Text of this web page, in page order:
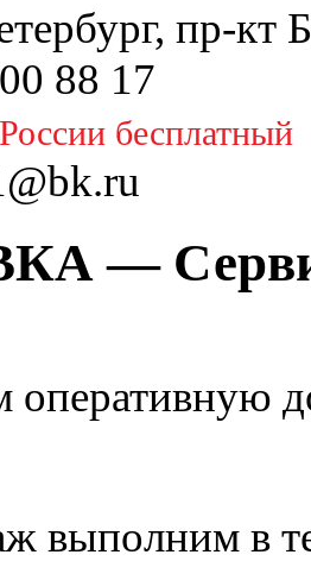
пр-кт
88 17
бесплатный
—
оперативную
выполним в